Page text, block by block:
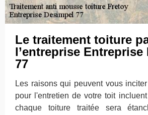
Le traitement toiture
l’entreprise Entreprise
77
Les raisons qui peuvent vous
pour l'entretien de votre toit
chaque toiture traitée sera